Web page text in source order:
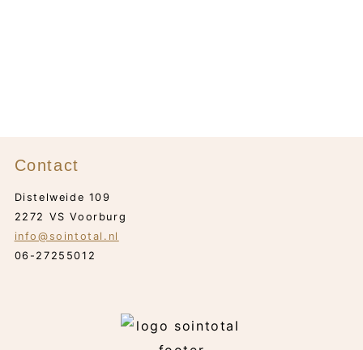
Contact
Distelweide 109
2272 VS Voorburg
info@sointotal.nl
06-27255012